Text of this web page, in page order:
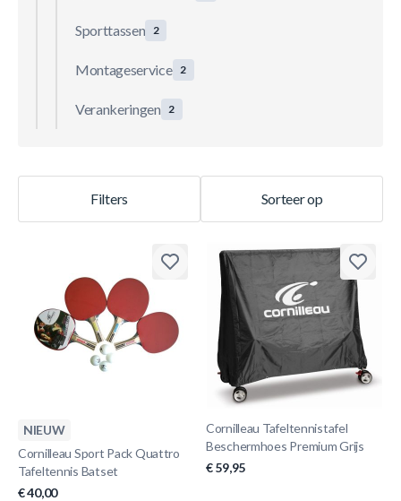
Sporttassen 2
Montageservice 2
Verankeringen 2
Sorteer op
Filters
NIEUW
Cornilleau Sport Pack Quattro
Tafeltennis Batset
€ 40,00
Cornilleau Tafeltennistafel
Beschermhoes Premium Grijs
€ 59,95